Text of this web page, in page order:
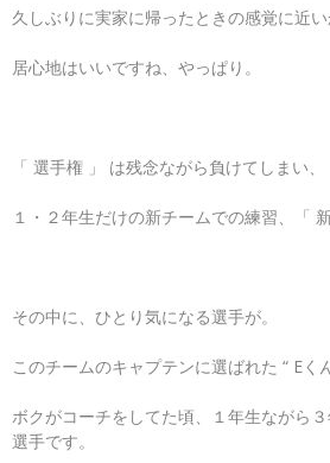
久しぶりに実家に帰ったときの感覚に近い
居心地はいいですね、やっぱり。
「 選手権 」 は残念ながら負けてしまい、
１・２年生だけの新チームでの練習、「
その中に、ひとり気になる選手が。
このチームのキャプテンに選ばれた “ Eくん
ボクがコーチをしてた頃、１年生ながら
選手です。